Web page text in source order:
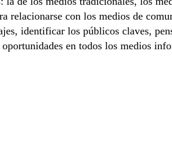
relacionarse con los medios de
identificar los públicos claves,
en todos los medios